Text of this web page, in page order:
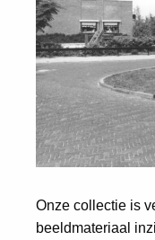
Onze collectie is
beeldmateriaal